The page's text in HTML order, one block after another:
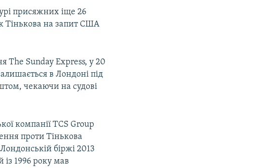
присяжних іще 26
Тінькова на запит США
The Sunday Express, у 20
в Лондоні під
чекаючи на судові
компанії TCS Group
проти Тінькова
біржі 2013
із 1996 року мав